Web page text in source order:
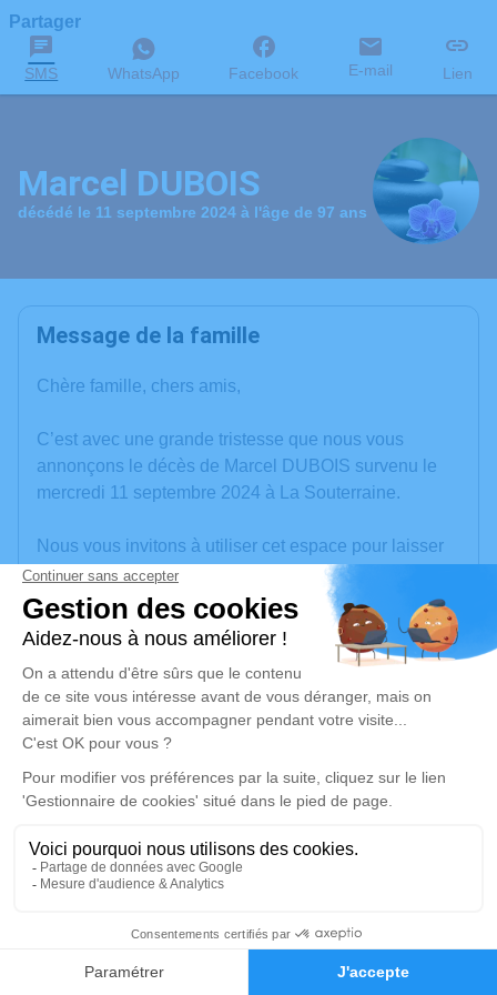
Faire-part Hommages
Partager
SMS WhatsApp Facebook E-mail Lien
Marcel DUBOIS
décédé le 11 septembre 2024 à l'âge de 97 ans
Message de la famille
Chère famille, chers amis,
C’est avec une grande tristesse que nous vous
annonçons le décès de Marcel DUBOIS survenu le
mercredi 11 septembre 2024 à La Souterraine.
Nous vous invitons à utiliser cet espace pour laisser
vos condoléances, partager des photos souvenirs,
une anecdote ou exprimer vos pensées à travers des
poèmes ou des textes. Cet endroit est un lieu
d'expression dédié à honorer la mémoire de Marcel
DUBOIS.
Un service de plantation d’arbre hommage est
disponible ici.
Je rends hommage
Cérémonie civile
Cimetière de Saint-Hilaire- La-Treille